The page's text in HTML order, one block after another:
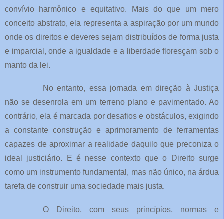
convívio harmônico e equitativo. Mais do que um mero
conceito abstrato, ela representa a aspiração por um mundo
onde os direitos e deveres sejam distribuídos de forma justa
e imparcial, onde a igualdade e a liberdade floresçam sob o
manto da lei.
No entanto, essa jornada em direção à Justiça
não se desenrola em um terreno plano e pavimentado. Ao
contrário, ela é marcada por desafios e obstáculos, exigindo
a constante construção e aprimoramento de ferramentas
capazes de aproximar a realidade daquilo que preconiza o
ideal justiciário. E é nesse contexto que o Direito surge
como um instrumento fundamental, mas não único, na árdua
tarefa de construir uma sociedade mais justa.
O Direito, com seus princípios, normas e